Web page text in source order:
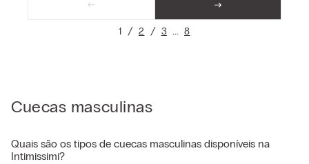
1 2 3 8
Cuecas masculinas
Quais são os tipos de cuecas masculinas disponíveis na
Intimissimi?